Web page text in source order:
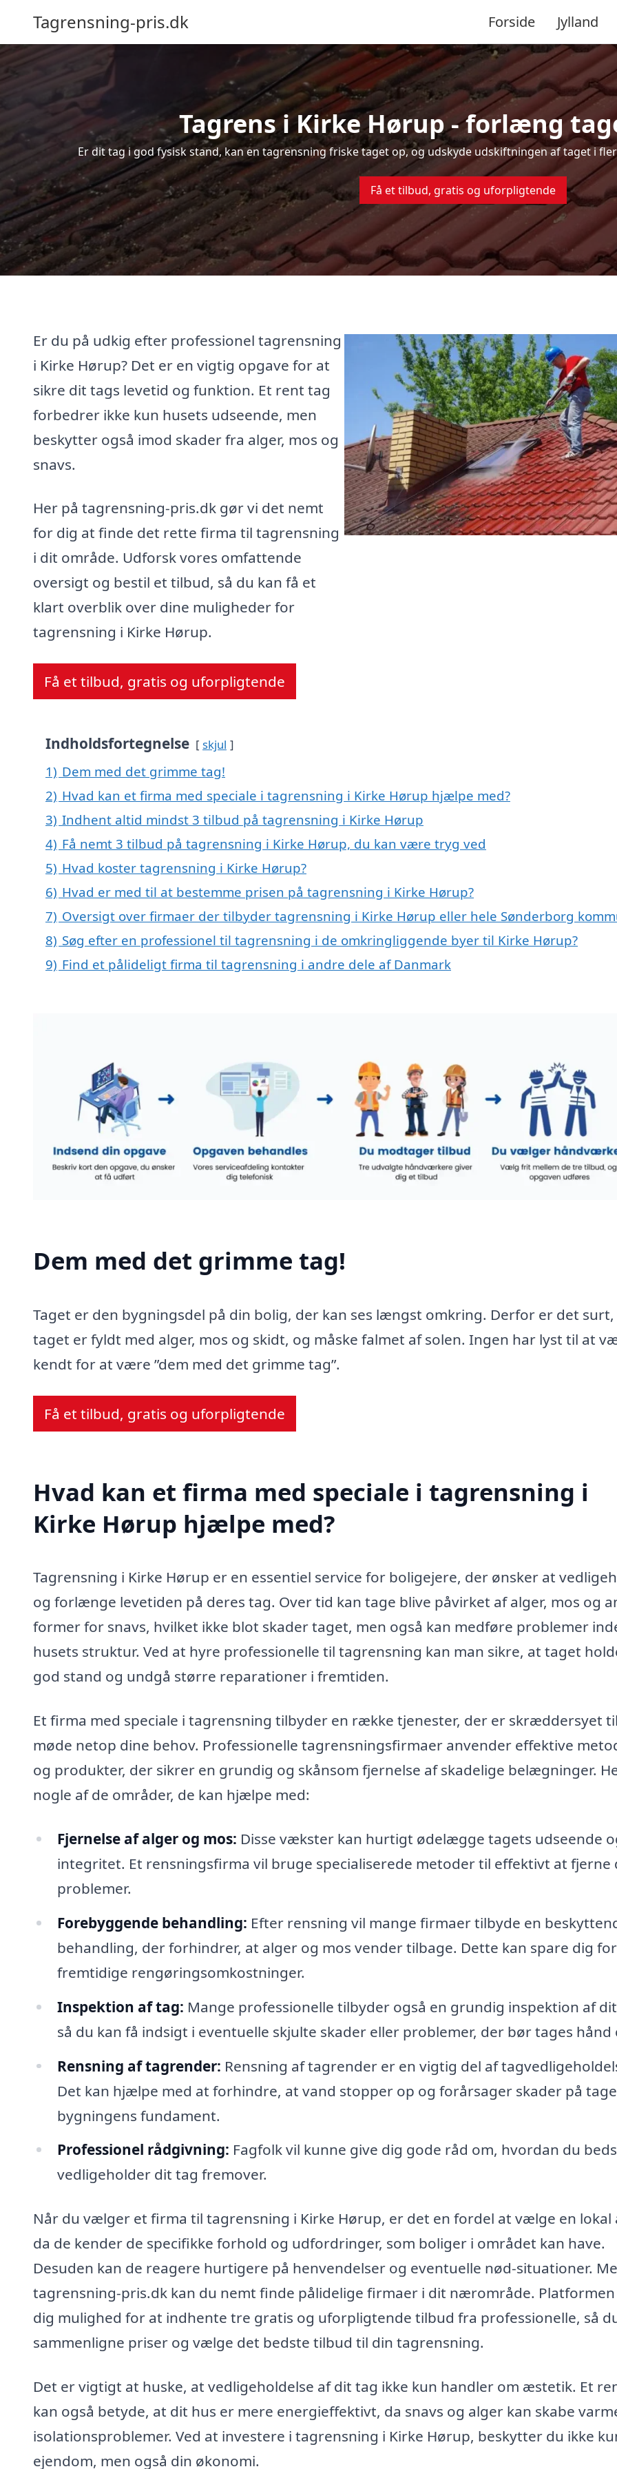
Tagrensning-pris.dk Forside Jylland
Tagrens i Kirke Hørup - forlæng
Er dit tag i god fysisk stand, kan en tagrensning friske taget op, og udskyde udskiftningen af taget i
Få et tilbud, gratis og uforpligtende
Er du på udkig efter professionel tagrensning
i Kirke Hørup? Det er en vigtig opgave for at
sikre dit tags levetid og funktion. Et rent tag
forbedrer ikke kun husets udseende, men
beskytter også imod skader fra alger, mos og
snavs.
Her på tagrensning-pris.dk gør vi det nemt
for dig at finde det rette firma til tagrensning
i dit område. Udforsk vores omfattende
oversigt og bestil et tilbud, så du kan få et
klart overblik over dine muligheder for
tagrensning i Kirke Hørup.
Få et tilbud, gratis og uforpligtende
Indholdsfortegnelse skjul
1) Dem med det grimme tag!
2) Hvad kan et firma med speciale i tagrensning i Kirke Hørup hjælpe med?
3) Indhent altid mindst 3 tilbud på tagrensning i Kirke Hørup
4) Få nemt 3 tilbud på tagrensning i Kirke Hørup, du kan være tryg ved
5) Hvad koster tagrensning i Kirke Hørup?
6) Hvad er med til at bestemme prisen på tagrensning i Kirke Hørup?
7) Oversigt over firmaer der tilbyder tagrensning i Kirke Hørup eller hele Sønderborg
8) Søg efter en professionel til tagrensning i de omkringliggende byer til Kirke Hørup?
9) Find et pålideligt firma til tagrensning i andre dele af Danmark
Dem med det grimme tag!
Taget er den bygningsdel på din bolig, der kan ses længst omkring. Derfor er det
taget er fyldt med alger, mos og skidt, og måske falmet af solen. Ingen har lyst til at
kendt for at være ”dem med det grimme tag”.
Få et tilbud, gratis og uforpligtende
Hvad kan et firma med speciale i tagrensning i
Kirke Hørup hjælpe med?
Tagrensning i Kirke Hørup er en essentiel service for boligejere, der ønsker at
og forlænge levetiden på deres tag. Over tid kan tage blive påvirket af alger, mos og
former for snavs, hvilket ikke blot skader taget, men også kan medføre problemer
husets struktur. Ved at hyre professionelle til tagrensning kan man sikre, at taget
god stand og undgå større reparationer i fremtiden.
Et firma med speciale i tagrensning tilbyder en række tjenester, der er skræddersyet
møde netop dine behov. Professionelle tagrensningsfirmaer anvender effektive
og produkter, der sikrer en grundig og skånsom fjernelse af skadelige belægninger.
nogle af de områder, de kan hjælpe med:
Fjernelse af alger og mos: Disse vækster kan hurtigt ødelægge tagets udseende
integritet. Et rensningsfirma vil bruge specialiserede metoder til effektivt at fjerne
problemer.
Forebyggende behandling: Efter rensning vil mange firmaer tilbyde en
behandling, der forhindrer, at alger og mos vender tilbage. Dette kan spare dig for
fremtidige rengøringsomkostninger.
Inspektion af tag: Mange professionelle tilbyder også en grundig inspektion af
så du kan få indsigt i eventuelle skjulte skader eller problemer, der bør tages hånd
Rensning af tagrender: Rensning af tagrender er en vigtig del af
Det kan hjælpe med at forhindre, at vand stopper op og forårsager skader på
bygningens fundament.
Professionel rådgivning: Fagfolk vil kunne give dig gode råd om, hvordan du
vedligeholder dit tag fremover.
Når du vælger et firma til tagrensning i Kirke Hørup, er det en fordel at vælge en lokal
da de kender de specifikke forhold og udfordringer, som boliger i området kan have.
Desuden kan de reagere hurtigere på henvendelser og eventuelle nød-situationer.
tagrensning-pris.dk kan du nemt finde pålidelige firmaer i dit nærområde.
dig mulighed for at indhente tre gratis og uforpligtende tilbud fra professionelle, så
sammenligne priser og vælge det bedste tilbud til din tagrensning.
Det er vigtigt at huske, at vedligeholdelse af dit tag ikke kun handler om æstetik. Et
kan også betyde, at dit hus er mere energieffektivt, da snavs og alger kan skabe
isolationsproblemer. Ved at investere i tagrensning i Kirke Hørup, beskytter du ikke
ejendom, men også din økonomi.